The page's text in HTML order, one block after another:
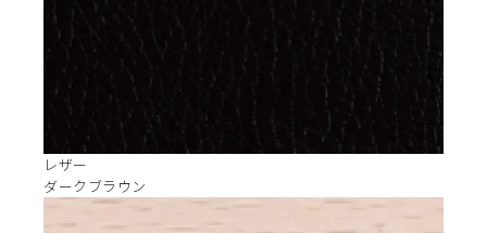
レザー
ダークブラウン